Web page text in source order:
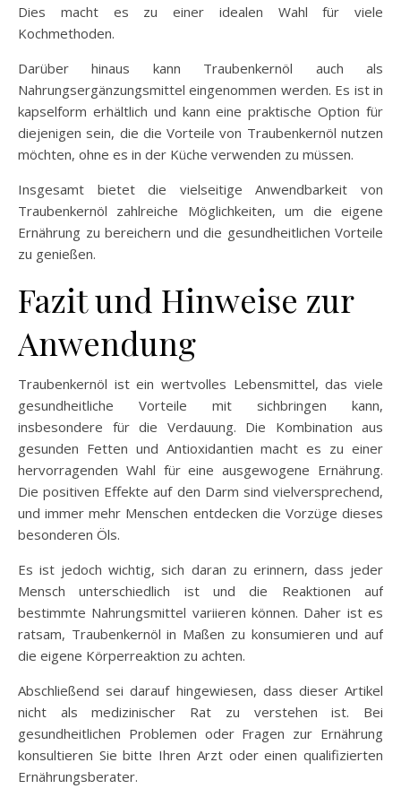
Dies macht es zu einer idealen Wahl für viele
Kochmethoden.
Darüber hinaus kann Traubenkernöl auch als
Nahrungsergänzungsmittel eingenommen werden. Es ist in
kapselform erhältlich und kann eine praktische Option für
diejenigen sein, die die Vorteile von Traubenkernöl nutzen
möchten, ohne es in der Küche verwenden zu müssen.
Insgesamt bietet die vielseitige Anwendbarkeit von
Traubenkernöl zahlreiche Möglichkeiten, um die eigene
Ernährung zu bereichern und die gesundheitlichen Vorteile
zu genießen.
Fazit und Hinweise zur
Anwendung
Traubenkernöl ist ein wertvolles Lebensmittel, das viele
gesundheitliche Vorteile mit sichbringen kann,
insbesondere für die Verdauung. Die Kombination aus
gesunden Fetten und Antioxidantien macht es zu einer
hervorragenden Wahl für eine ausgewogene Ernährung.
Die positiven Effekte auf den Darm sind vielversprechend,
und immer mehr Menschen entdecken die Vorzüge dieses
besonderen Öls.
Es ist jedoch wichtig, sich daran zu erinnern, dass jeder
Mensch unterschiedlich ist und die Reaktionen auf
bestimmte Nahrungsmittel variieren können. Daher ist es
ratsam, Traubenkernöl in Maßen zu konsumieren und auf
die eigene Körperreaktion zu achten.
Abschließend sei darauf hingewiesen, dass dieser Artikel
nicht als medizinischer Rat zu verstehen ist. Bei
gesundheitlichen Problemen oder Fragen zur Ernährung
konsultieren Sie bitte Ihren Arzt oder einen qualifizierten
Ernährungsberater.